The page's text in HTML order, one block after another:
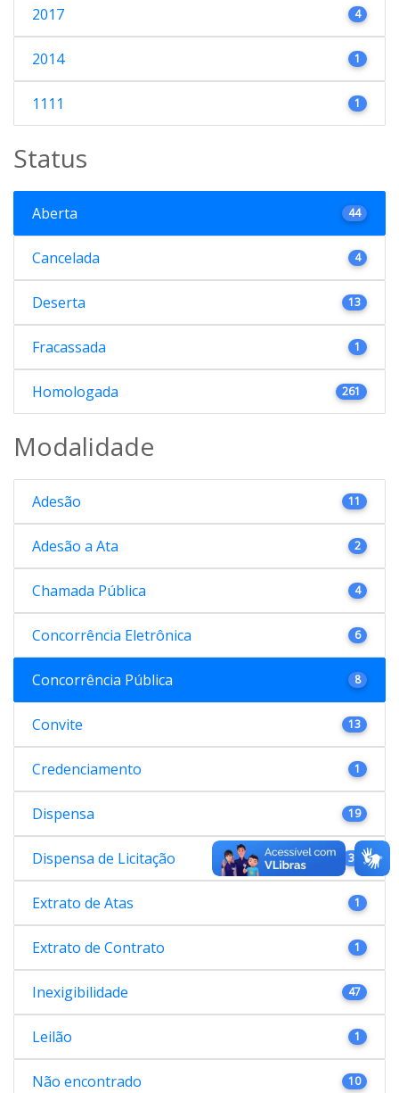
2017 4
2014 1
1111 1
Status
Aberta 44
Cancelada 4
Deserta 13
Fracassada 1
Homologada 261
Modalidade
Adesão 11
Adesão a Ata 2
Chamada Pública 4
Concorrência Eletrônica 6
Concorrência Pública 8
Convite 13
Credenciamento 1
Dispensa 19
Dispensa de Licitação 38
Extrato de Atas 1
Extrato de Contrato 1
Inexigibilidade 47
Leilão 1
Não encontrado 10